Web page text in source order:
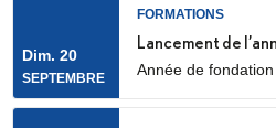
(28 Rue de
marquée par
en mission
Dim. 20
SEPTEMBRE
FORMATIONS
Lancement de
Année de